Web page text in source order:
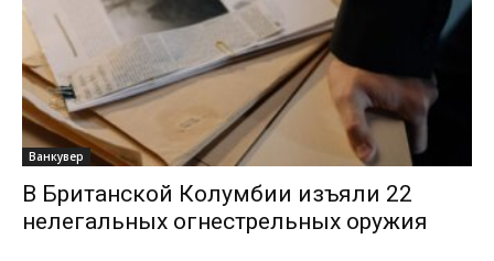
Ванкувер
В Британской Колумбии изъяли 22
нелегальных огнестрельных оружия